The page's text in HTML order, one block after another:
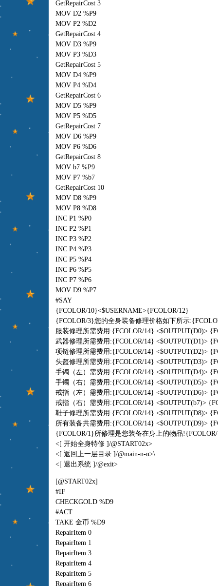
GetRepairCost 3
MOV D2 %P9
MOV P2 %D2
GetRepairCost 4
MOV D3 %P9
MOV P3 %D3
GetRepairCost 5
MOV D4 %P9
MOV P4 %D4
GetRepairCost 6
MOV D5 %P9
MOV P5 %D5
GetRepairCost 7
MOV D6 %P9
MOV P6 %D6
GetRepairCost 8
MOV b7 %P9
MOV P7 %b7
GetRepairCost 10
MOV D8 %P9
MOV P8 %D8
INC P1 %P0
INC P2 %P1
INC P3 %P2
INC P4 %P3
INC P5 %P4
INC P6 %P5
INC P7 %P6
MOV D9 %P7
#SAY
{FCOLOR/10}<$USERNAME>{FCOLOR/12}
{FCOLOR/3}您的全身装备修理价格如下所示
服装修理所需费用:{FCOLOR/14} <$OUTPUT(D0)>
武器修理所需费用:{FCOLOR/14} <$OUTPUT(D1)>
项链修理所需费用:{FCOLOR/14} <$OUTPUT(D2)>
头盔修理所需费用:{FCOLOR/14} <$OUTPUT(D3)>
手镯（左）需费用:{FCOLOR/14} <$OUTPUT(D4)>
手镯（右）需费用:{FCOLOR/14} <$OUTPUT(D5)>
戒指（左）需费用:{FCOLOR/14} <$OUTPUT(D6)>
戒指（右）需费用:{FCOLOR/14} <$OUTPUT(b7)>
鞋子修理所需费用:{FCOLOR/14} <$OUTPUT(D8)>
所有装备共需费用:{FCOLOR/14} <$OUTPUT(D9)>
{FCOLOR/1}所修理是您装备在身上的物品
<[ 开始全身特修 ]/@START02x>
<[ 返回上一层目录 ]/@main-n-n>\
<[ 退出系统 ]/@exit>
[@START02x]
#IF
CHECKGOLD %D9
#ACT
TAKE 金币 %D9
RepairItem 0
RepairItem 1
RepairItem 3
RepairItem 4
RepairItem 5
RepairItem 6